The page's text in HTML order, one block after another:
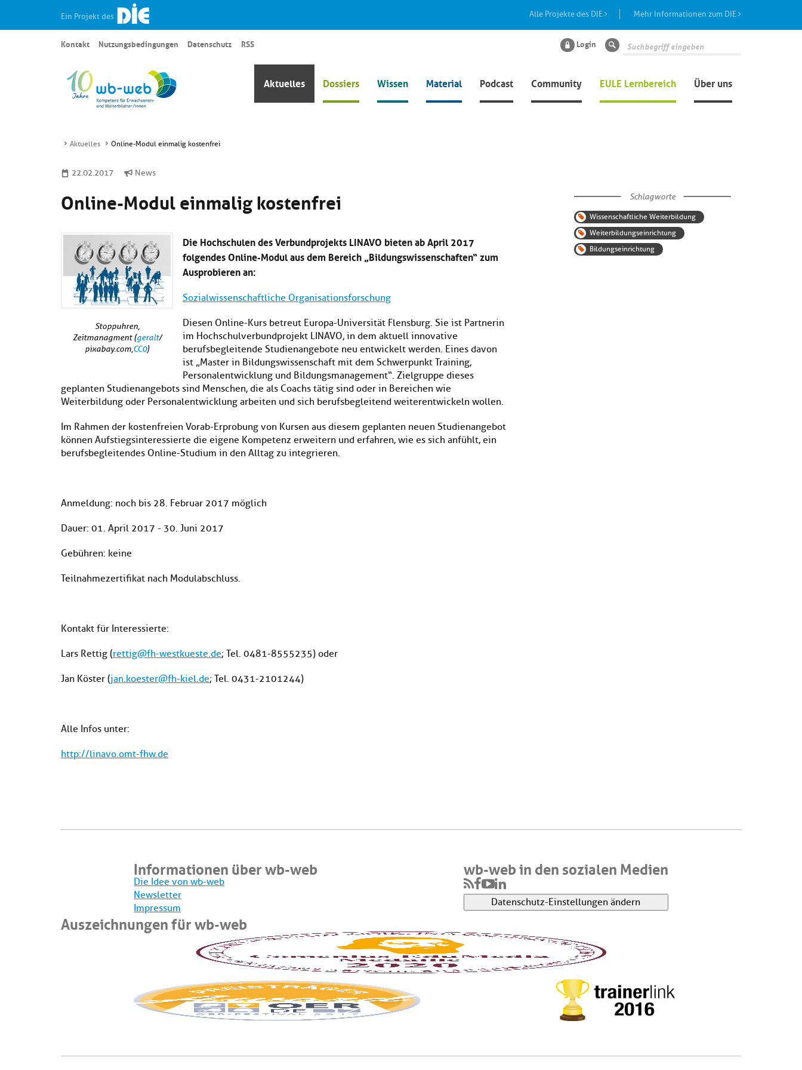
Ein Projekt des Alle Projekte des DIE Mehr Informationen zum DIE
Aktuelles Dossiers Wissen Material Podcast Community EULE Lernbereich Über uns
Kontakt Nutzungsbedingungen Datenschutz RSS Login Suche
Aktuelles Online-Modul einmalig kostenfrei
22.02.2017 News
Online-Modul einmalig kostenfrei
Stoppuhren,
Zeitmanagment (geralt/
pixabay.com,CC0)
Die Hochschulen des Verbundprojekts LINAVO bieten ab April 2017
folgendes Online-Modul aus dem Bereich „Bildungswissenschaften“ zum
Ausprobieren an:
Sozialwissenschaftliche Organisationsforschung
Diesen Online-Kurs betreut Europa-Universität Flensburg. Sie ist Partnerin
im Hochschulverbundprojekt LINAVO, in dem aktuell innovative
berufsbegleitende Studienangebote neu entwickelt werden. Eines davon
ist „Master in Bildungswissenschaft mit dem Schwerpunkt Training,
Personalentwicklung und Bildungsmanagement“. Zielgruppe dieses
geplanten Studienangebots sind Menschen, die als Coachs tätig sind oder in Bereichen wie
Weiterbildung oder Personalentwicklung arbeiten und sich berufsbegleitend weiterentwickeln wollen.
Im Rahmen der kostenfreien Vorab-Erprobung von Kursen aus diesem geplanten neuen Studienangebot
können Aufstiegsinteressierte die eigene Kompetenz erweitern und erfahren, wie es sich anfühlt, ein
berufsbegleitendes Online-Studium in den Alltag zu integrieren.
Anmeldung: noch bis 28. Februar 2017 möglich
Dauer: 01. April 2017 - 30. Juni 2017
Gebühren: keine
Teilnahmezertifikat nach Modulabschluss.
Kontakt für Interessierte:
Lars Rettig (rettig@fh-westkueste.de; Tel. 0481-8555235) oder
Jan Köster (jan.koester@fh-kiel.de; Tel. 0431-2101244)
Alle Infos unter:
http://linavo.omt-fhw.de
Schlagworte
Wissenschaftliche Weiterbildung
Weiterbildungseinrichtung
Bildungseinrichtung
Informationen über wb-web
Die Idee von wb-web
Newsletter
Impressum
wb-web in den sozialen Medien
Datenschutz-Einstellungen ändern
Auszeichnungen für wb-web